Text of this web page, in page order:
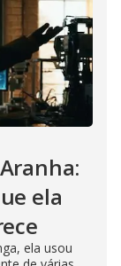
ela
ela usou